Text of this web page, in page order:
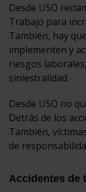
Desde USO
Trabajo para
También, hay
implementen y
riesgos
siniestralidad.
Desde USO no
Detrás de los
También,
de
Accidentes de